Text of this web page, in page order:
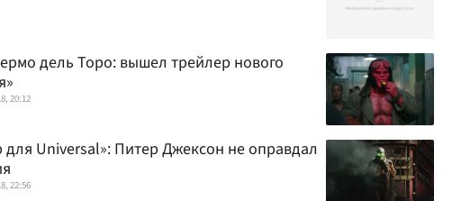
дель Торо: вышел трейлер нового
20:12
Universal»: Питер Джексон не оправдал
22:56